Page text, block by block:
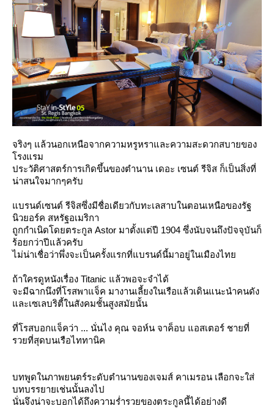
จริงๆ แล้วนอกเหนือจากความหรูหราและความสะดวกสบายของ
รงแรม
ประวัติศาสตร์การเกิดขึ้นของตำนาน เดอะ เซนต์ รีจิส ก็เป็นสิ่งที่
น่าสนใจมากๆครับ
บรนด์เซนต์ รีจิสซึ่งมีชื่อเดียวกับทะเลสาบในตอนเหนือของรัฐ
นิวยอร์ค สหรัฐอเมริกา
ถูกกำเนิดโดยตระกูล Astor มาตั้งแต่ปี 1904 ซึ่งนับจนถึงปัจจุบันก็
ร้อยกว่าปีแล้วครับ
ไม่น่าเชื่อว่าพึ่งจะเป็นครั้งแรกที่แบรนด์นี้มาอยู่ในเมืองไท
ถ้าใครดูหนังเรื่อง Titanic แล้วพอจะจำได้
จะมีฉากนึงที่โรสพาแจ็ค มางานเลี้ยงในเรือแล้วเดินแนะนำคนดัง
ละเซเลบริตี้ในสังคมชั้นสูงสมัยนั้น
ที่โรสบอกแจ็คว่า ... นั่นไง คุณ จอห์น จาค็อบ แอสเตอร์ ชายที่
รวยที่สุดบนเรือไททานิค
บทพูดในภาพยนตร์ระดับตำนานของเจมส์ คาเมรอน เลือกจะใส่
บทบรรยายเช่นนั้นลงไป
นั่นจึงน่าจะบอกได้ถึงความร่ำรวยของตระกูลนี้ได้อย่างดี